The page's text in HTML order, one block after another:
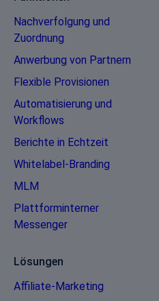
Nachverfolgung und
Zuordnung
Anwerbung von Partnern
Flexible Provisionen
Automatisierung und
Workflows
Berichte in Echtzeit
Whitelabel-Branding
MLM
Plattforminterner
Messenger
Lösungen
Affiliate-Marketing